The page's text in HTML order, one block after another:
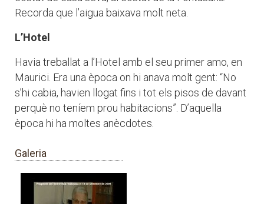
Recorda que l’aigua baixava molt neta.
L’Hotel
Havia treballat a l’Hotel amb el seu primer amo, en
Maurici. Era una època on hi anava molt gent: “No
s’hi cabia, havien llogat fins i tot els pisos de davant
perquè no teníem prou habitacions”. D’aquella
època hi ha moltes anècdotes.
Galeria